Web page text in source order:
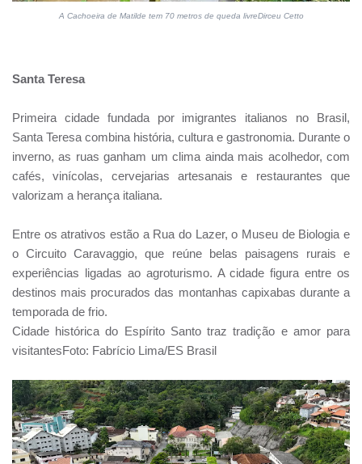
A Cachoeira de Matilde tem 70 metros de queda livreDirceu Cetto
Santa Teresa
Primeira cidade fundada por imigrantes italianos no Brasil,
Santa Teresa combina história, cultura e gastronomia. Durante o
inverno, as ruas ganham um clima ainda mais acolhedor, com
cafés, vinícolas, cervejarias artesanais e restaurantes que
valorizam a herança italiana.
Entre os atrativos estão a Rua do Lazer, o Museu de Biologia e
o Circuito Caravaggio, que reúne belas paisagens rurais e
experiências ligadas ao agroturismo. A cidade figura entre os
destinos mais procurados das montanhas capixabas durante a
temporada de frio.
Cidade histórica do Espírito Santo traz tradição e amor para
visitantesFoto: Fabrício Lima/ES Brasil